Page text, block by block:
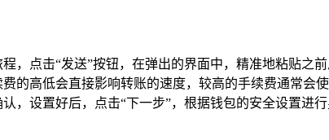
，点击“发送”按钮，在弹出的界面中，精准地粘贴之
高低会直接影响转账的速度，较高的手续费通常会
设置好后，点击“下一步”，根据钱包的安全设置进